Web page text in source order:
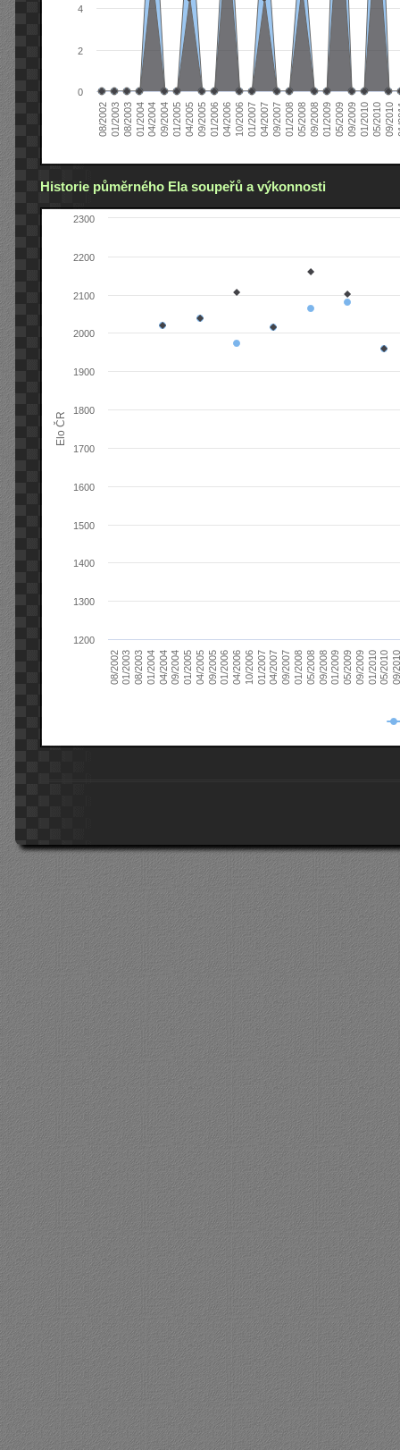
08/200201/200308/200301/200404/200409/200401/200504/200509/200501/200604/200610/200601/200704/200709/200701/200805/200809/200801/200905/200909/200901/201005/201009/2010
0
2
4
Historie půměrného Ela soupeřů a výkonnosti
Elo ČR
08/200201/200308/200301/200404/200409/200401/200504/200509/200501/200604/200610/200601/200704/200709/200701/200805/200809/200801/200905/200909/200901/201005/201009/
1200
1300
1400
1500
1600
1700
1800
1900
2000
2100
2200
2300